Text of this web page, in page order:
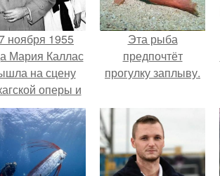
ноября 1955
Мария Каллас
на сцену
оперы и
овации.
Эта рыба
предпочтёт
прогулку заплыву.